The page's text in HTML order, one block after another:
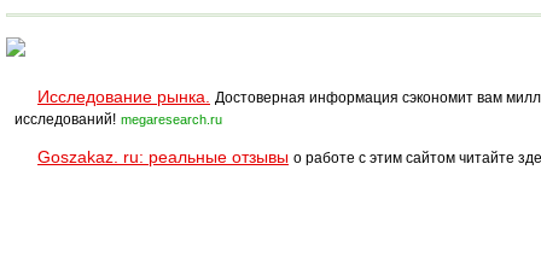
Исследование рынка.
Достоверная информация сэкономит вам
исследований! megaresearch.ru
Goszakaz. ru: реальные отзывы о работе с этим сайтом читайте